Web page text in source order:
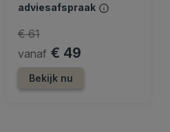
adviesafspraak
vanaf € 49
€ 61
Bekijk nu